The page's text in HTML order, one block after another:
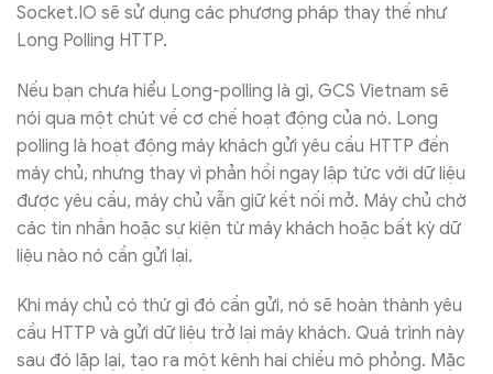
Socket.IO sẽ sử dụng các phương pháp thay thế như
Long Polling HTTP.
Nếu bạn chưa hiểu Long-polling là gì, GCS Vietnam sẽ
nói qua một chút về cơ chế hoạt động của nó. Long
polling là hoạt động máy khách gửi yêu cầu HTTP đến
máy chủ, nhưng thay vì phản hồi ngay lập tức với dữ liệu
được yêu cầu, máy chủ vẫn giữ kết nối mở. Máy chủ chờ
các tin nhắn hoặc sự kiện từ máy khách hoặc bất kỳ dữ
liệu nào nó cần gửi lại.
Khi máy chủ có thứ gì đó cần gửi, nó sẽ hoàn thành yêu
cầu HTTP và gửi dữ liệu trở lại máy khách. Quá trình này
sau đó lặp lại, tạo ra một kênh hai chiều mô phỏng. Mặc